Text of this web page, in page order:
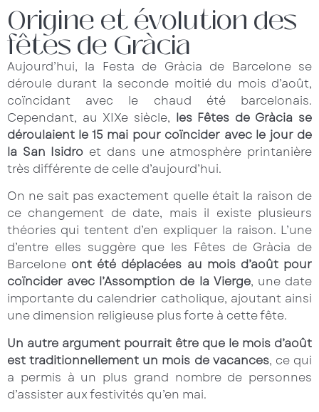
Origine et évolution des
fêtes de Gràcia
Aujourd’hui, la Festa de Gràcia de Barcelone se
déroule durant la seconde moitié du mois d’août,
coïncidant avec le chaud été barcelonais.
Cependant, au XIXe siècle, les Fêtes de Gràcia se
déroulaient le 15 mai pour coïncider avec le jour de
la San Isidro et dans une atmosphère printanière
très différente de celle d’aujourd’hui.
On ne sait pas exactement quelle était la raison de
ce changement de date, mais il existe plusieurs
théories qui tentent d’en expliquer la raison. L’une
d’entre elles suggère que les Fêtes de Gràcia de
Barcelone ont été déplacées au mois d’août pour
coïncider avec l’Assomption de la Vierge, une date
importante du calendrier catholique, ajoutant ainsi
une dimension religieuse plus forte à cette fête.
Un autre argument pourrait être que le mois d’août
est traditionnellement un mois de vacances, ce qui
a permis à un plus grand nombre de personnes
d’assister aux festivités qu’en mai.